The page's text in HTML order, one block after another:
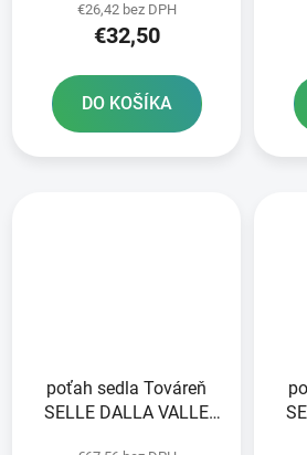
ks v balení
€26,42 bez DPH
€32,50
DO KOŠÍKA
poťah sedla Továreň
SELLE DALLA VALLE